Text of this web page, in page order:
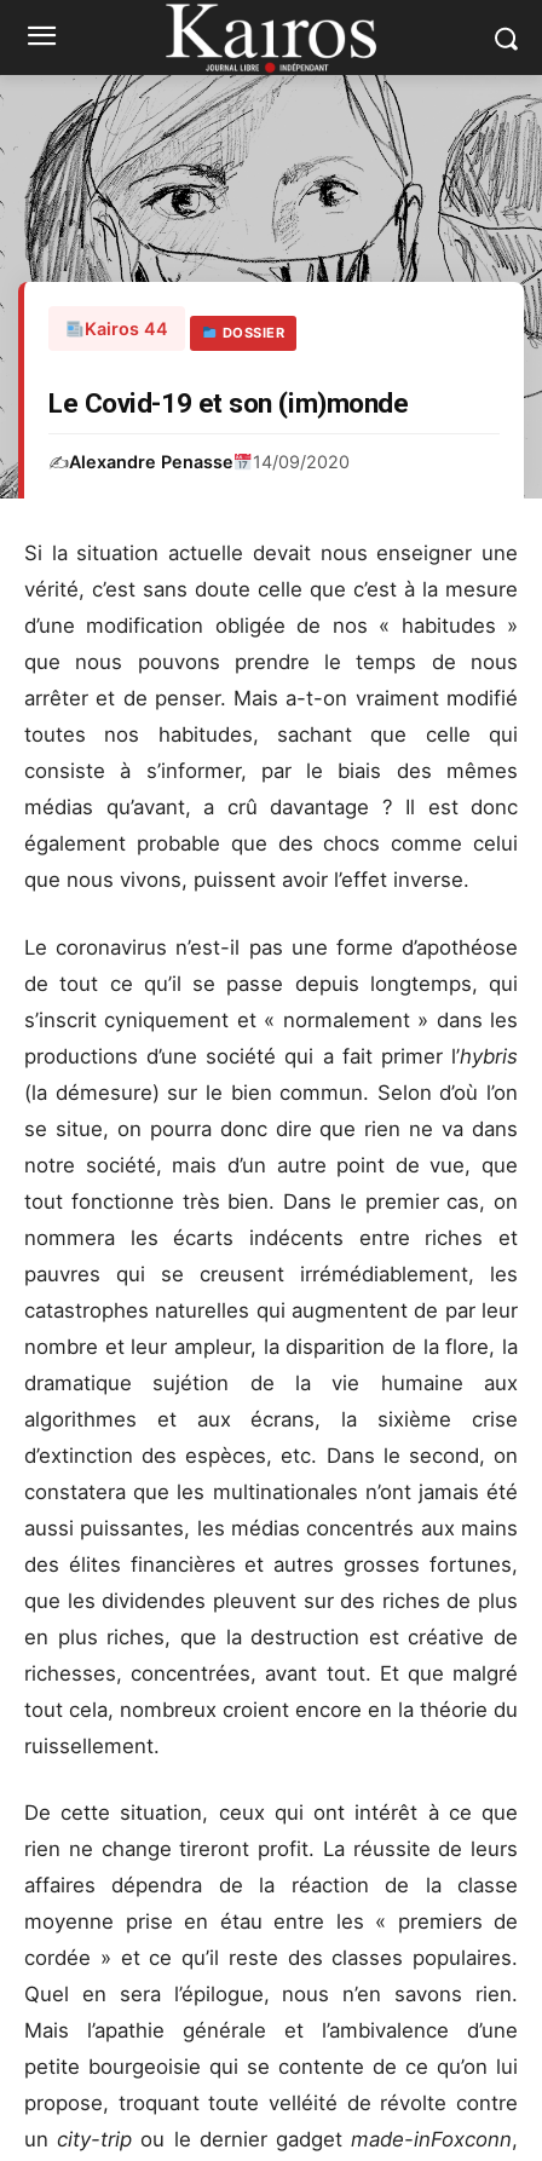
Kairos 44 DOSSIER
Le Covid-19 et son (im)monde
✍️Alexandre Penasse 14/09/2020
Si la situation actuelle devait nous enseigner une
vérité, c’est sans doute celle que c’est à la mesure
d’une modification obligée de nos « habitudes »
que nous pouvons prendre le temps de nous
arrêter et de penser. Mais a-t-on vraiment modifié
toutes nos habitudes, sachant que celle qui
consiste à s’informer, par le biais des mêmes
médias qu’avant, a crû davantage ? Il est donc
également probable que des chocs comme celui
que nous vivons, puissent avoir l’effet inverse.
Le coronavirus n’est-il pas une forme d’apothéose
de tout ce qu’il se passe depuis longtemps, qui
s’inscrit cyniquement et « normalement » dans les
productions d’une société qui a fait primer l’hybris
(la démesure) sur le bien commun. Selon d’où l’on
se situe, on pourra donc dire que rien ne va dans
notre société, mais d’un autre point de vue, que
tout fonctionne très bien. Dans le premier cas, on
nommera les écarts indécents entre riches et
pauvres qui se creusent irrémédiablement, les
catastrophes naturelles qui augmentent de par leur
nombre et leur ampleur, la disparition de la flore, la
dramatique sujétion de la vie humaine aux
algorithmes et aux écrans, la sixième crise
d’extinction des espèces, etc. Dans le second, on
constatera que les multinationales n’ont jamais été
aussi puissantes, les médias concentrés aux mains
des élites financières et autres grosses fortunes,
que les dividendes pleuvent sur des riches de plus
en plus riches, que la destruction est créative de
richesses, concentrées, avant tout. Et que malgré
tout cela, nombreux croient encore en la théorie du
ruissellement.
De cette situation, ceux qui ont intérêt à ce que
rien ne change tireront profit. La réussite de leurs
affaires dépendra de la réaction de la classe
moyenne prise en étau entre les « premiers de
cordée » et ce qu’il reste des classes populaires.
Quel en sera l’épilogue, nous n’en savons rien.
Mais l’apathie générale et l’ambivalence d’une
petite bourgeoisie qui se contente de ce qu’on lui
propose, troquant toute velléité de révolte contre
uncity-tripou le dernier gadgetmade-inFoxconn,